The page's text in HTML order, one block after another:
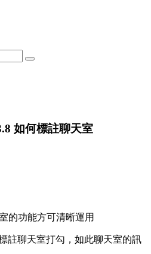
如何標註聊天室
的功能方可清晰運用
註聊天室打勾，如此聊天室的訊